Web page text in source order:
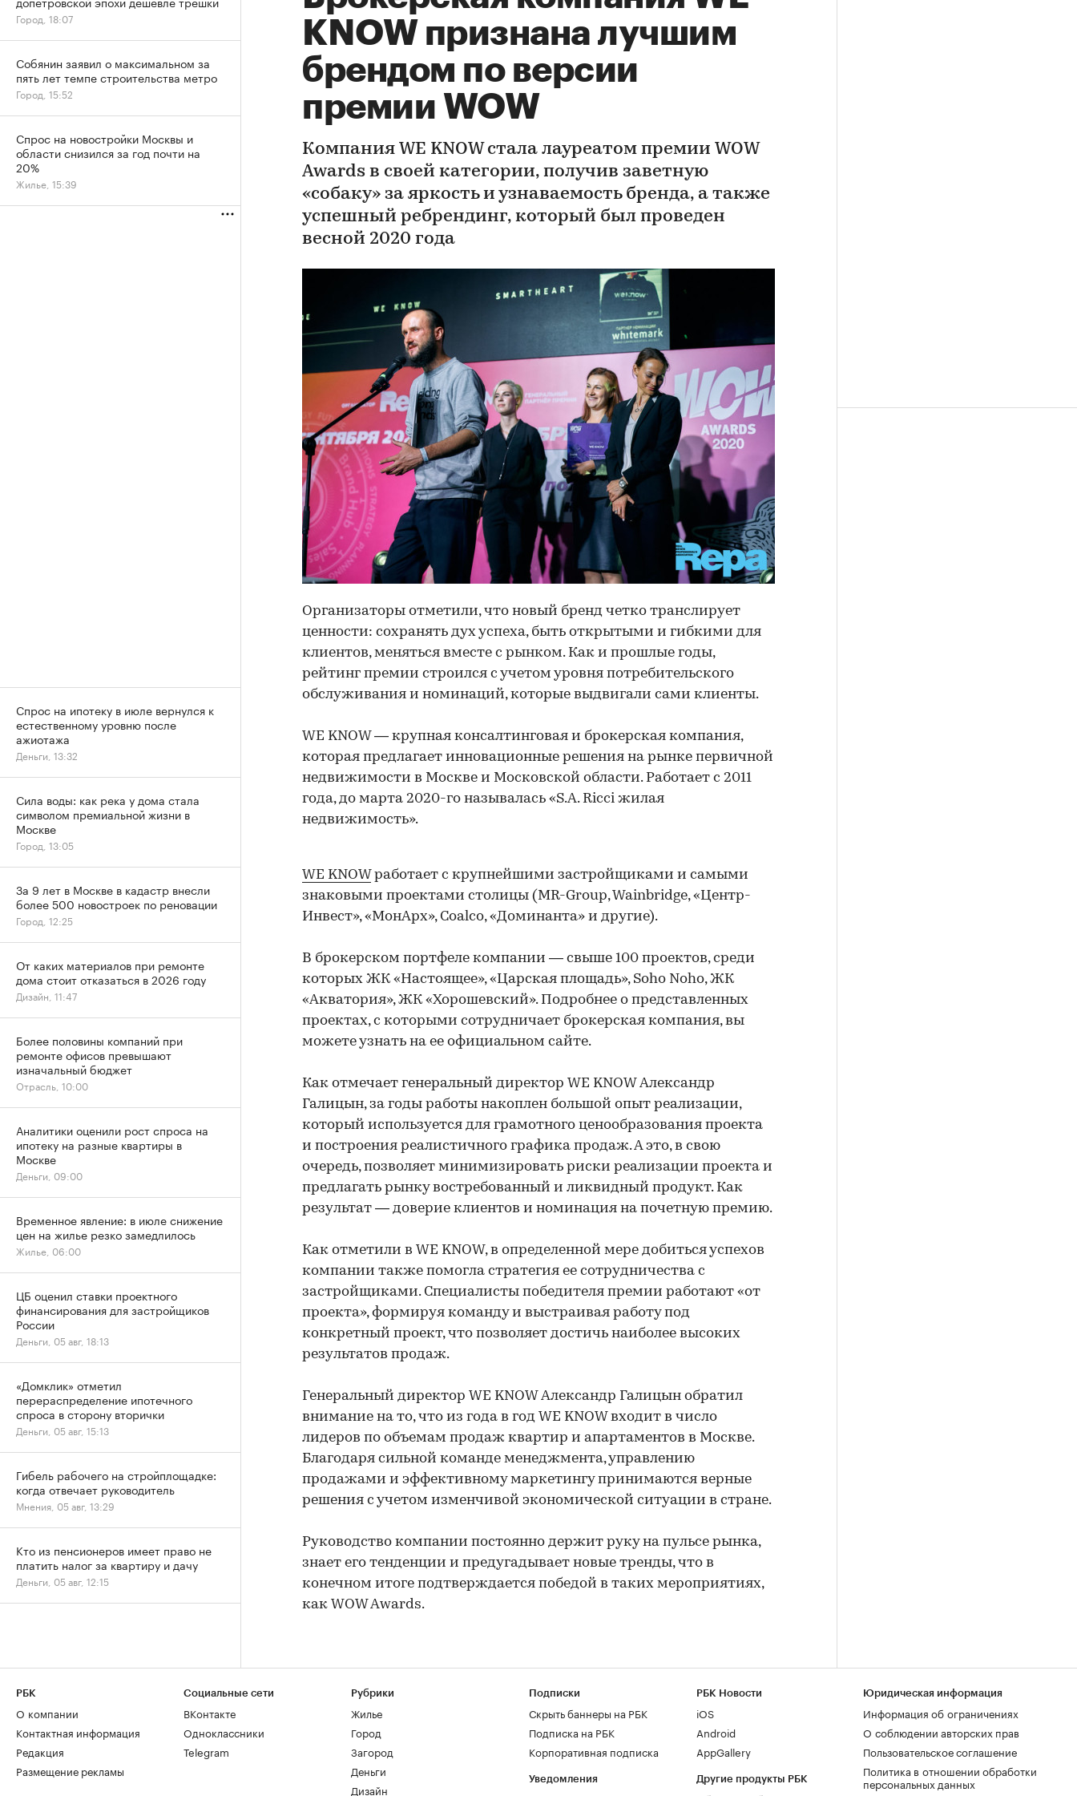
KNOW признана лучшим
брендом по версии
премии WOW
Компания WE KNOW стала лауреатом премии WOW
Awards в своей категории, получив заветную
«собаку» за яркость и узнаваемость бренда, а также
успешный ребрендинг, который был проведен
весной 2020 года
Организаторы отметили, что новый бренд четко транслирует
ценности: сохранять дух успеха, быть открытыми и гибкими для
клиентов, меняться вместе с рынком. Как и прошлые годы,
рейтинг премии строился с учетом уровня потребительского
обслуживания и номинаций, которые выдвигали сами клиенты.
WE KNOW — крупная консалтинговая и брокерская компания,
которая предлагает инновационные решения на рынке первичной
недвижимости в Москве и Московской области. Работает с 2011
года, до марта 2020-го называлась «S.A. Ricci жилая
недвижимость».
WE KNOWработает с крупнейшими застройщиками и самыми
знаковыми проектами столицы (MR-Group, Wainbridge, «Центр-
Инвест», «МонАрх», Coalco, «Доминанта» и другие).
В брокерском портфеле компании — свыше 100 проектов, среди
которых ЖК «Настоящее», «Царская площадь», Soho Noho, ЖК
«Акватория», ЖК «Хорошевский». Подробнее о представленных
проектах, с которыми сотрудничает брокерская компания, вы
можете узнать на ее официальном сайте.
Как отмечает генеральный директор WE KNOW Александр
Галицын, за годы работы накоплен большой опыт реализации,
который используется для грамотного ценообразования проекта
и построения реалистичного графика продаж. А это, в свою
очередь, позволяет минимизировать риски реализации проекта и
предлагать рынку востребованный и ликвидный продукт. Как
результат — доверие клиентов и номинация на почетную премию.
Как отметили в WE KNOW, в определенной мере добиться успехов
компании также помогла стратегия ее сотрудничества с
застройщиками. Специалисты победителя премии работают «от
проекта», формируя команду и выстраивая работу под
конкретный проект, что позволяет достичь наиболее высоких
результатов продаж.
Генеральный директор WE KNOW Александр Галицын обратил
внимание на то, что из года в год WE KNOW входит в число
лидеров по объемам продаж квартир и апартаментов в Москве.
Благодаря сильной команде менеджмента, управлению
продажами и эффективному маркетингу принимаются верные
решения с учетом изменчивой экономической ситуации в стране.
Руководство компании постоянно держит руку на пульсе рынка,
знает его тенденции и предугадывает новые тренды, что в
конечном итоге подтверждается победой в таких мероприятиях,
как WOW Awards.
Город, 18:07
Собянин заявил о максимальном за
пять лет темпе строительства метро
Город, 15:52
Спрос на новостройки Москвы и
области снизился за год почти на
20%
Жилье, 15:39
Спрос на ипотеку в июле вернулся к
естественному уровню после
ажиотажа
Деньги, 13:32
Сила воды: как река у дома стала
символом премиальной жизни в
Москве
Город, 13:05
За 9 лет в Москве в кадастр внесли
более 500 новостроек по реновации
Город, 12:25
От каких материалов при ремонте
дома стоит отказаться в 2026 году
Дизайн, 11:47
Более половины компаний при
ремонте офисов превышают
изначальный бюджет
Отрасль, 10:00
Аналитики оценили рост спроса на
ипотеку на разные квартиры в
Москве
Деньги, 09:00
Временное явление: в июле снижение
цен на жилье резко замедлилось
Жилье, 06:00
ЦБ оценил ставки проектного
финансирования для застройщиков
России
Деньги, 05 авг, 18:13
«Домклик» отметил
перераспределение ипотечного
спроса в сторону вторички
Деньги, 05 авг, 15:13
Гибель рабочего на стройплощадке:
когда отвечает руководитель
Мнения, 05 авг, 13:29
Кто из пенсионеров имеет право не
платить налог за квартиру и дачу
Деньги, 05 авг, 12:15
РБК
О компании
Контактная информация
Редакция
Размещение рекламы
Социальные сети
ВКонтакте
Одноклассники
Telegram
Рубрики
Жилье
Город
Загород
Деньги
Дизайн
Подписки
Скрыть баннеры на РБК
Подписка на РБК
Корпоративная подписка
Уведомления
РБК Новости
iOS
Android
AppGallery
Другие продукты РБК
Юридическая информация
Информация об ограничениях
О соблюдении авторских прав
Пользовательское соглашение
Политика в отношении обработки
персональных данных